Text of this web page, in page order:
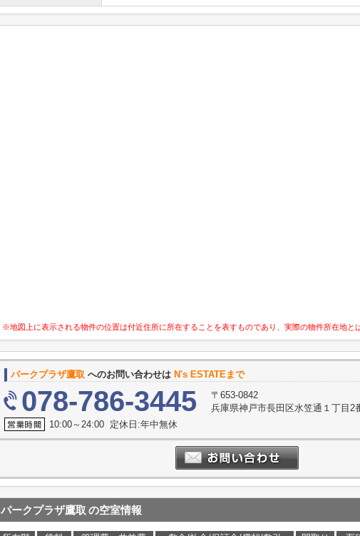
※地図上に表示される物件の位置は付近住所に所在することを表すものであり、実際の物件所在地と
パークプラザ鷹取 へのお問い合わせは N's ESTATEまで
078-786-3445
〒653-0842
兵庫県神戸市長田区水笠通１丁目2
10:00～24:00 定休日:年中無休
パークプラザ鷹取 の空室情報